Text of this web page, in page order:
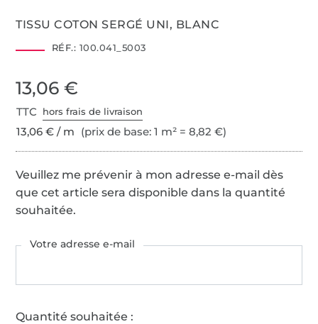
TISSU COTON SERGÉ UNI, BLANC
RÉF.: 100.041_5003
13,06 €
TTC hors frais de livraison
13,06 € / m (prix de base: 1 m² = 8,82 €)
Veuillez me prévenir à mon adresse e-mail dès
que cet article sera disponible dans la quantité
souhaitée.
Votre adresse e-mail
Quantité souhaitée :